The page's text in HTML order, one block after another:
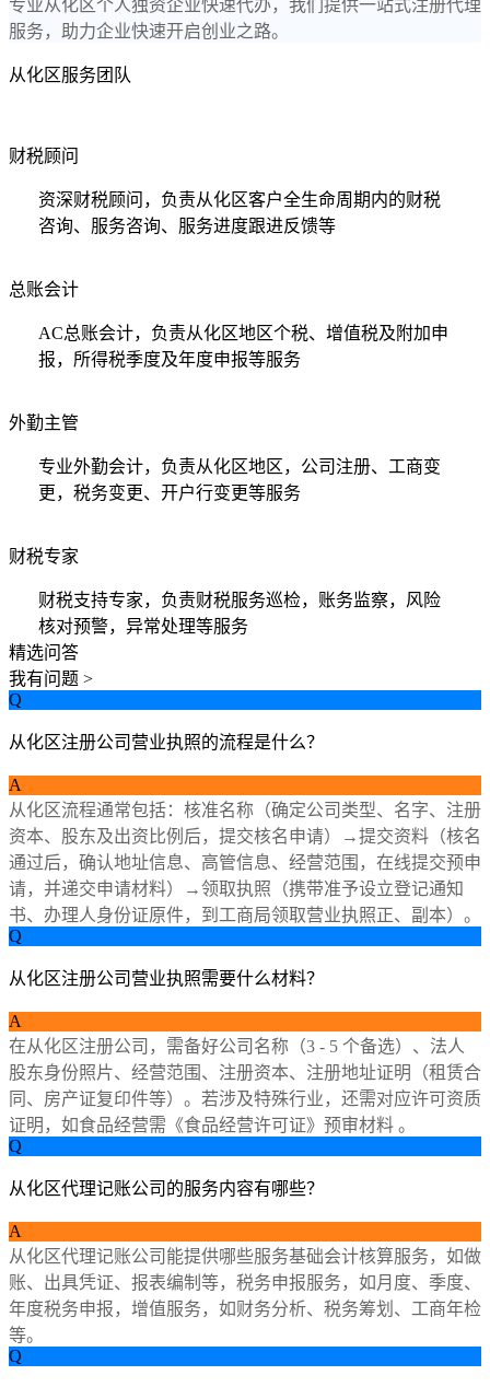
专业从化区个人独资企业快速代办，我们提供一站式注册代理
服务，助力企业快速开启创业之路。
从化区服务团队
财税顾问
资深财税顾问，负责从化区客户全生命周期内的财税
咨询、服务咨询、服务进度跟进反馈等
总账会计
AC总账会计，负责从化区地区个税、增值税及附加申
报，所得税季度及年度申报等服务
外勤主管
专业外勤会计，负责从化区地区，公司注册、工商变
更，税务变更、开户行变更等服务
财税专家
财税支持专家，负责财税服务巡检，账务监察，风险
核对预警，异常处理等服务
精选问答
我有问题 >
Q
从化区注册公司营业执照的流程是什么？
A
从化区流程通常包括：核准名称（确定公司类型、名字、注册
资本、股东及出资比例后，提交核名申请）→提交资料（核名
通过后，确认地址信息、高管信息、经营范围，在线提交预申
请，并递交申请材料）→领取执照（携带准予设立登记通知
书、办理人身份证原件，到工商局领取营业执照正、副本）。
Q
从化区注册公司营业执照需要什么材料？
A
在从化区注册公司，需备好公司名称（3 - 5 个备选）、法人
股东身份照片、经营范围、注册资本、注册地址证明（租赁合
同、房产证复印件等）。若涉及特殊行业，还需对应许可资质
证明，如食品经营需《食品经营许可证》预审材料 。
Q
从化区代理记账公司的服务内容有哪些？
A
从化区代理记账公司能提供哪些服务基础会计核算服务，如做
账、出具凭证、报表编制等，税务申报服务，如月度、季度、
年度税务申报，增值服务，如财务分析、税务筹划、工商年检
等。
Q